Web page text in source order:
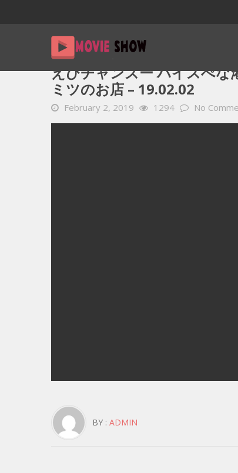
Home
えびチャンズー ハイスぺな
ミツのお店 – 19.02.02
February 2, 2019 1294 No
BY : ADMIN